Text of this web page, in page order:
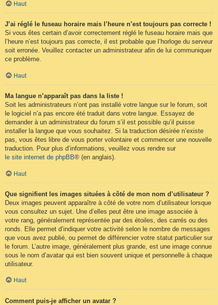
Haut
J’ai réglé le fuseau horaire mais l’heure n’est toujours pas correcte !
Si vous êtes certain d’avoir correctement réglé le fuseau horaire mais que
l’heure n’est toujours pas correcte, il est probable que l’horloge du serveur
soit erronée. Veuillez contacter un administrateur afin de lui communiquer
ce problème.
Haut
Ma langue n’apparaît pas dans la liste !
Soit les administrateurs n’ont pas installé votre langue sur le forum, soit
le logiciel n’a pas encore été traduit dans votre langue. Essayez de
demander à un administrateur du forum s’il est possible qu’il puisse
installer la langue que vous souhaitez. Si la traduction désirée n’existe
pas, vous êtes libre de vous porter volontaire et commencer une nouvelle
traduction. Pour plus d’informations, veuillez vous rendre sur
le site internet de phpBB® (en anglais).
Haut
Que signifient les images situées à côté de mon nom d’utilisateur ?
Deux images peuvent apparaître à côté de votre nom d’utilisateur lorsque
vous consultez un sujet. Une d’elles peut être une image associée à
votre rang, généralement représentée par des étoiles, des carrés ou des
ronds. Elle permet d’indiquer votre activité selon le nombre de messages
que vous avez publié, ou permet de différencier votre statut particulier sur
le forum. L’autre image, généralement plus grande, est une image connue
sous le nom d’avatar qui est bien souvent unique et personnelle à chaque
utilisateur.
Haut
Comment puis-je afficher un avatar ?